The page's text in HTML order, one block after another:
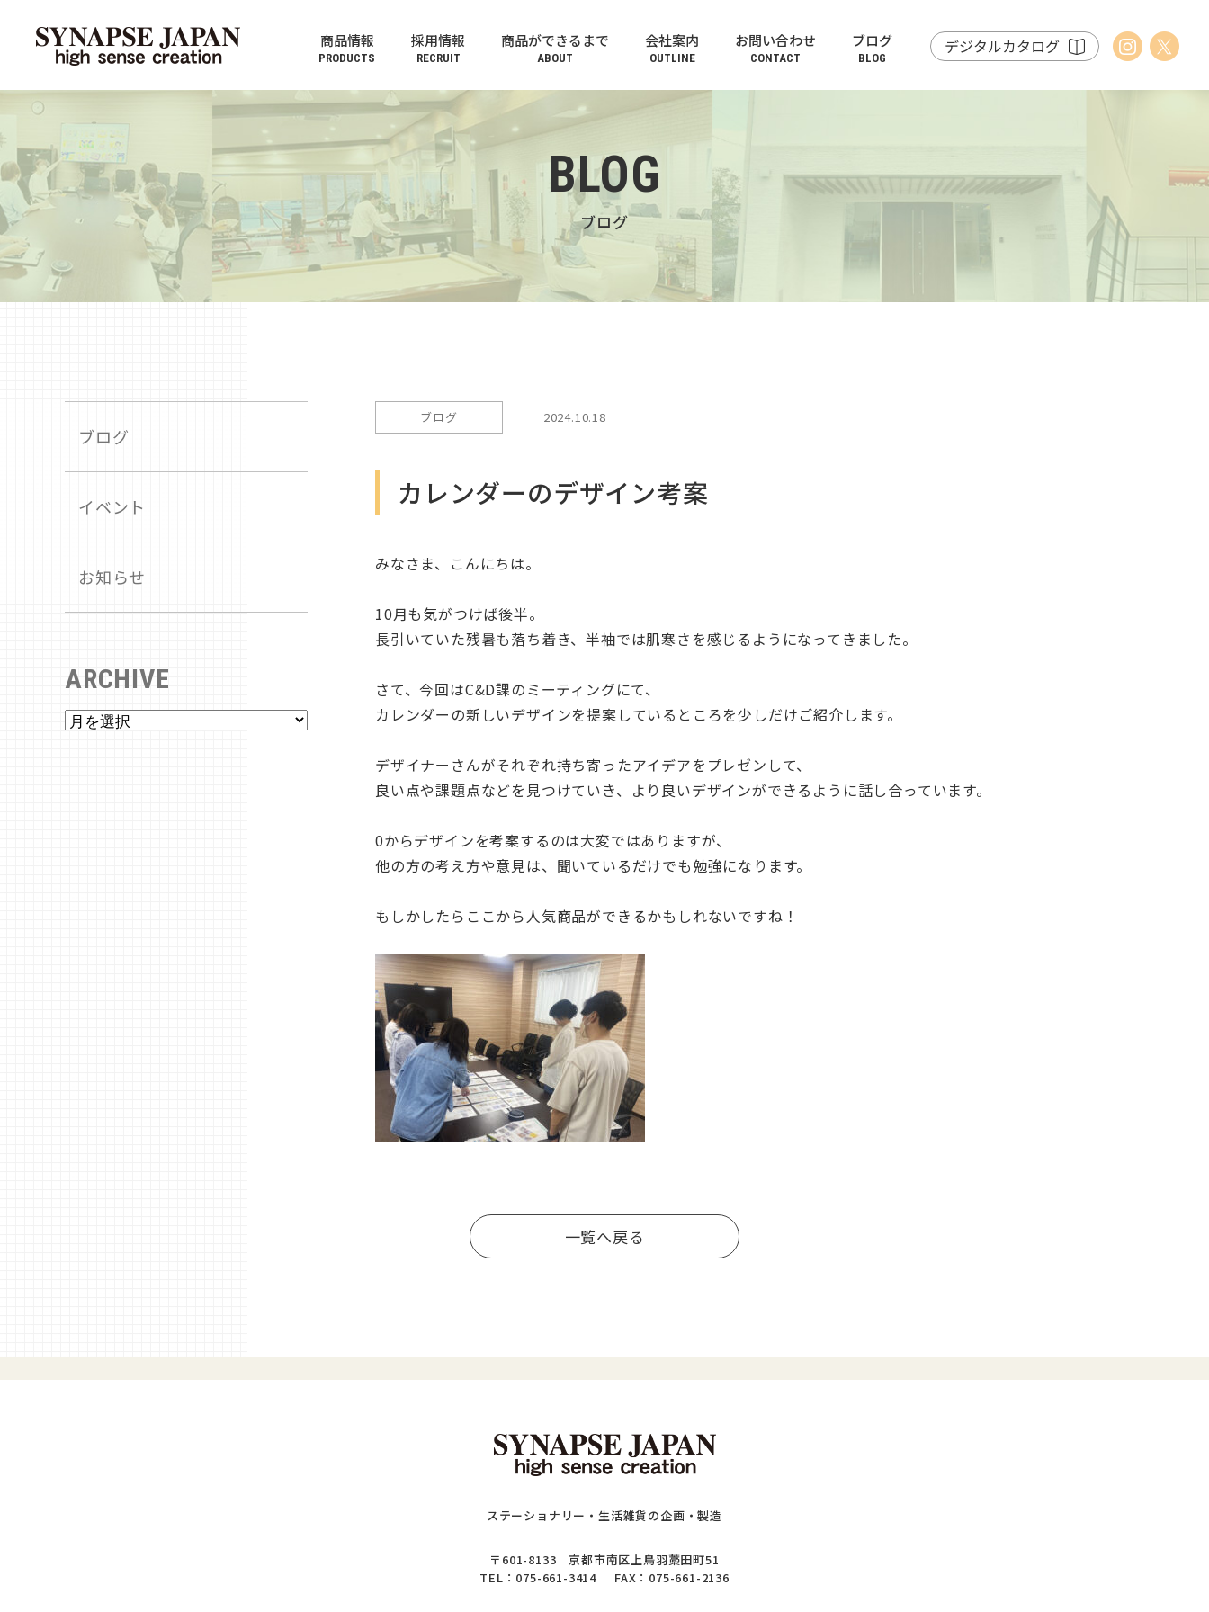
商品情報
PRODUCTS
採用情報
RECRUIT
商品ができるまで
ABOUT
会社案内
OUTLINE
お問い合わせ
CONTACT
ブログ
BLOG
デジタルカタログ
BLOG
ブログ
ブログ 2024.10.18
カレンダーのデザイン考案
みなさま、こんにちは。
10月も気がつけば後半。
長引いていた残暑も落ち着き、半袖では肌寒さを感じるようになってきました。
さて、今回はC&D課のミーティングにて、
カレンダーの新しいデザインを提案しているところを少しだけご紹介します。
デザイナーさんがそれぞれ持ち寄ったアイデアをプレゼンして、
良い点や課題点などを見つけていき、より良いデザインができるように話し合っています。
0からデザインを考案するのは大変ではありますが、
他の方の考え方や意見は、聞いているだけでも勉強になります。
もしかしたらここから人気商品ができるかもしれないですね！
ブログ
イベント
お知らせ
ARCHIVE
一覧へ戻る
ステーショナリー・生活雑貨の企画・製造
〒601-8133 京都市南区上鳥羽藁田町51
TEL： 075-661-3414 FAX：075-661-2136